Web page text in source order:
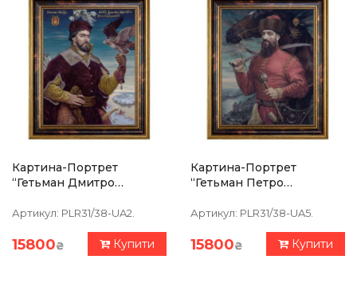
Картина-Портрет
“Гетьман Дмитро
См
Артикул: PLR31/38-UA2.
15800₴ Купити
Картина-Портрет
“Гетьман Петро
Артикул: PLR31/38-UA5.
15800₴ Купити